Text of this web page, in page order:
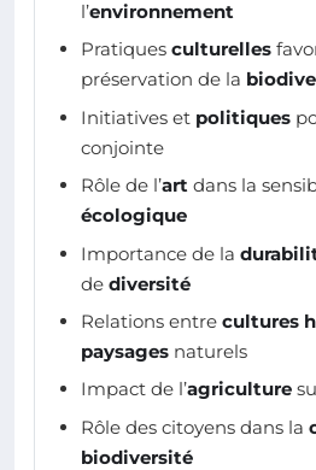
l’environnement
Pratiques culturelles
préservation de la
Initiatives et politiques
conjointe
Rôle de l’art dans la
écologique
Importance de la
de diversité
Relations entre cultures
paysages naturels
Impact de l’agriculture
Rôle des citoyens dans la
biodiversité